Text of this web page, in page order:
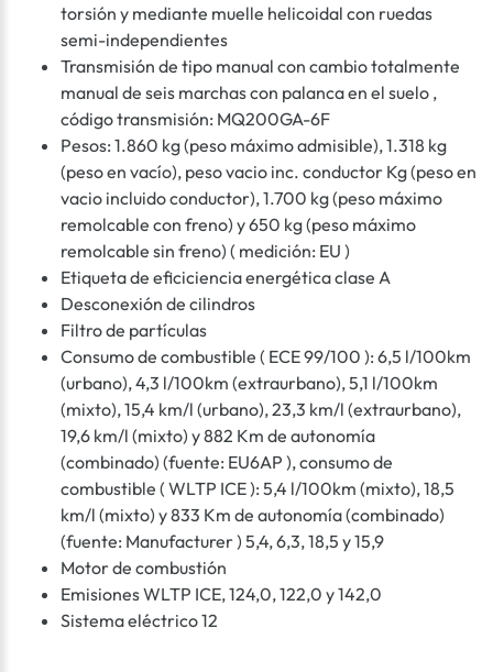
torsión y mediante muelle helicoidal con ruedas
semi-independientes
Transmisión de tipo manual con cambio totalmente
manual de seis marchas con palanca en el suelo ,
código transmisión: MQ200GA-6F
Pesos: 1.860 kg (peso máximo admisible), 1.318 kg
(peso en vacío), peso vacio inc. conductor Kg (peso en
vacio incluido conductor), 1.700 kg (peso máximo
remolcable con freno) y 650 kg (peso máximo
remolcable sin freno) ( medición: EU )
Etiqueta de eficiciencia energética clase A
Desconexión de cilindros
Filtro de partículas
Consumo de combustible ( ECE 99/100 ): 6,5 l/100km
(urbano), 4,3 l/100km (extraurbano), 5,1 l/100km
(mixto), 15,4 km/l (urbano), 23,3 km/l (extraurbano),
19,6 km/l (mixto) y 882 Km de autonomía
(combinado) (fuente: EU6AP ), consumo de
combustible ( WLTP ICE ): 5,4 l/100km (mixto), 18,5
km/l (mixto) y 833 Km de autonomía (combinado)
(fuente: Manufacturer ) 5,4, 6,3, 18,5 y 15,9
Motor de combustión
Emisiones WLTP ICE, 124,0, 122,0 y 142,0
Sistema eléctrico 12